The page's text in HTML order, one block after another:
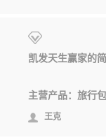
凯发天生赢家的
主营产品：旅行
王克